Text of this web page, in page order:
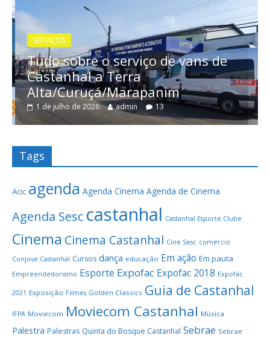
SERVIÇOS
Tudo sobre o serviço de vans de
Castanhal a Terra
Alta/Curuçá/Marapanim
1 de julho de 2026 admin 13
Tags
Acic agenda Agenda Cinema Agenda de Cinema
Agenda Sesc castanhal Castanhal Esporte Clube
Cinema Cinema Castanhal Cine Sesc comércio
Conjove Castanhal Cursos dança educação Em ação Em pauta
Empreendedorismo Esporte Expofac Expofac 2018 Expofac
2021 Exposição Filmes Golden Classics Guia de Castanhal
IFPA Moviecom Moviecom Castanhal Música
Palestra Palestras Quinta do Bosque Castanhal Sebrae Sebrae